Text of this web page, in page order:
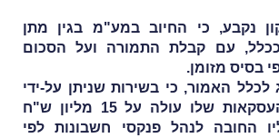
נקבע, כי החיוב במע"מ בגין מתן
ככלל, עם קבלת התמורה ועל הסכום
בסיס מזומן.
לכלל האמור, כי בשירות שניתן על-ידי
עוסק שמחזור העסקאות שלו עולה על 15 מליון ש"ח
החובה לנהל פנקסי חשבונות לפי